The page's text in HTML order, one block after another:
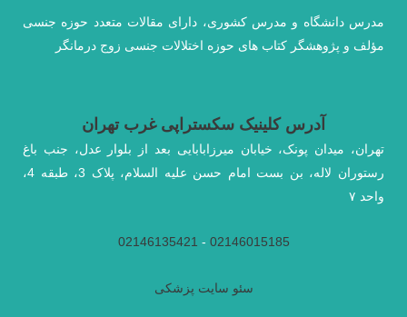
مدرس دانشگاه و مدرس کشوری، دارای مقالات متعدد حوزه جنسی
مؤلف و پژوهشگر کتاب های حوزه اختلالات جنسی زوج درمانگر
آدرس کلینیک سکستراپی غرب تهران
تهران، میدان پونک، خیابان میرزابابایی بعد از بلوار عدل، جنب باغ
رستوران لاله، بن بست امام حسن علیه السلام، پلاک 3، طبقه 4،
واحد ۷
02146015185
-
02146135421
سئو سایت پزشکی